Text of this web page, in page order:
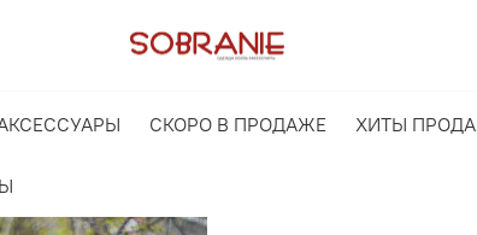
СКОРО В ПРОДАЖЕ ХИТЫ